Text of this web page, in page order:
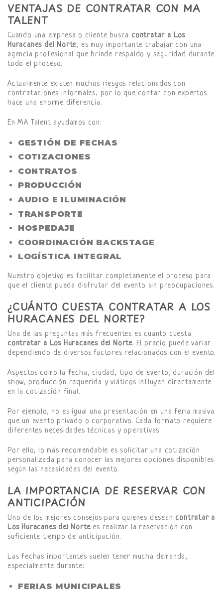
VENTAJAS DE CONTRATAR CON MA
TALENT
Cuando una empresa o cliente busca contratar a Los
Huracanes del Norte, es muy importante trabajar con una
agencia profesional que brinde respaldo y seguridad durante
todo el proceso.
Actualmente existen muchos riesgos relacionados con
contrataciones informales, por lo que contar con expertos
hace una enorme diferencia.
En MA Talent ayudamos con:
GESTIÓN DE FECHAS
COTIZACIONES
CONTRATOS
PRODUCCIÓN
AUDIO E ILUMINACIÓN
TRANSPORTE
HOSPEDAJE
COORDINACIÓN BACKSTAGE
LOGÍSTICA INTEGRAL
Nuestro objetivo es facilitar completamente el proceso para
que el cliente pueda disfrutar del evento sin preocupaciones.
¿CUÁNTO CUESTA CONTRATAR A LOS
HURACANES DEL NORTE?
Una de las preguntas más frecuentes es cuánto cuesta
contratar a Los Huracanes del Norte. El precio puede variar
dependiendo de diversos factores relacionados con el evento.
Aspectos como la fecha, ciudad, tipo de evento, duración del
show, producción requerida y viáticos influyen directamente
en la cotización final.
Por ejemplo, no es igual una presentación en una feria masiva
que un evento privado o corporativo. Cada formato requiere
diferentes necesidades técnicas y operativas.
Por ello, lo más recomendable es solicitar una cotización
personalizada para conocer las mejores opciones disponibles
según las necesidades del evento.
LA IMPORTANCIA DE RESERVAR CON
ANTICIPACIÓN
Uno de los mejores consejos para quienes desean contratar a
Los Huracanes del Nortees realizar la reservación con
suficiente tiempo de anticipación.
Las fechas importantes suelen tener mucha demanda,
especialmente durante:
FERIAS MUNICIPALES